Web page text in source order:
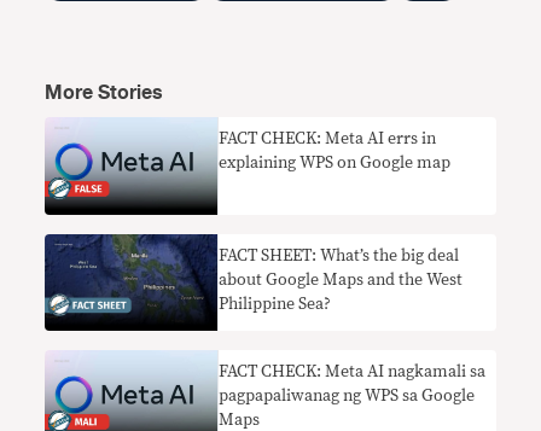
More Stories
FACT CHECK: Meta AI errs in
explaining WPS on Google map
FACT SHEET: What’s the big deal
about Google Maps and the West
Philippine Sea?
FACT CHECK: Meta AI nagkamali sa
pagpapaliwanag ng WPS sa Google
Maps